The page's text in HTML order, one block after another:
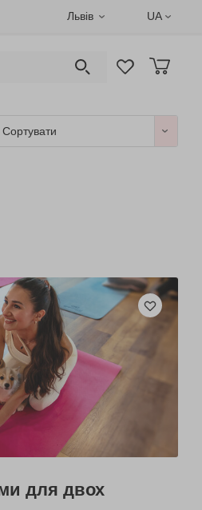
Львів UA
Сортувати
для двох